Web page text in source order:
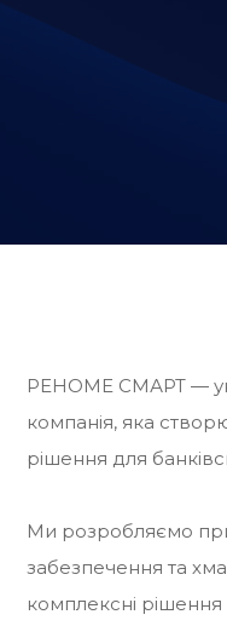
РЕНОМЕ СМАРТ —
компанія, яка
рішення для
Ми розробляємо
забезпечення та
комплексні